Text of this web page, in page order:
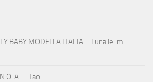
BABY MODELLA ITALIA – Luna lei mi
O. A. – Tao